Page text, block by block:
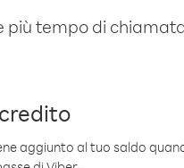
più tempo di
aggiunto al tuo saldo